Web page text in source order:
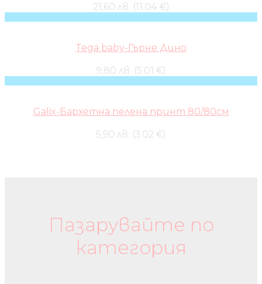
21,60 лв. (11.04 €)
Tega baby-Гърне Дино
9,80 лв. (5.01 €)
Galix-Бархетна пелена принт 80/80см
5,90 лв. (3.02 €)
Пазарувайте по
категория